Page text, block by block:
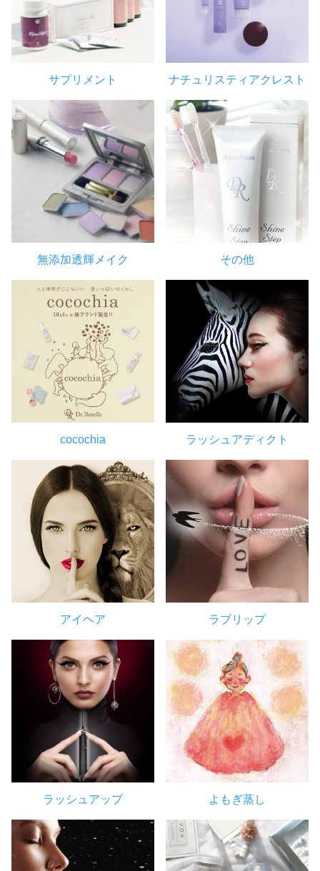
サプリメント ナチュリスティアクレスト
無添加透輝メイク その他
cocochia ラッシュアディクト
アイヘア ラブリップ
ラッシュアップ よもぎ蒸し